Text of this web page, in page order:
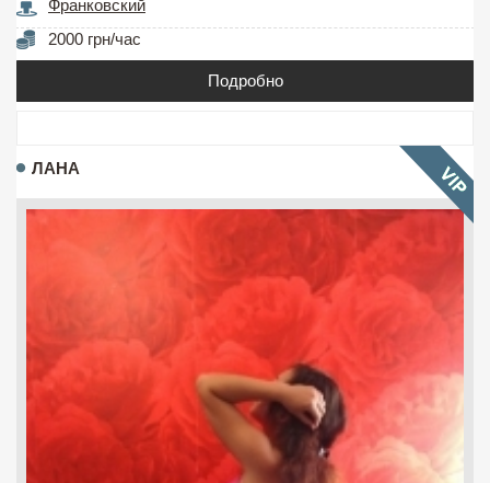
Франковский
2000 грн/час
Подробно
ЛАНА